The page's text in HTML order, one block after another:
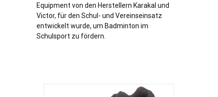
Equipment von den Herstellern Karakal und
Victor, für den Schul- und Vereinseinsatz
entwickelt wurde, um Badminton im
Schulsport zu fördern.